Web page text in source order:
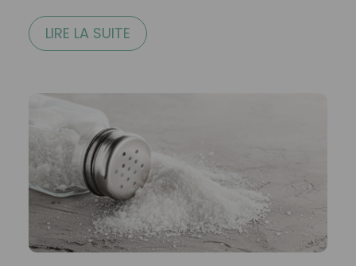
LIRE LA SUITE